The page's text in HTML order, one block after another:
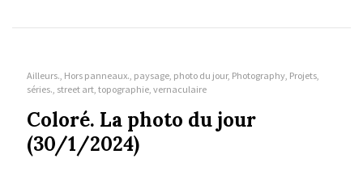
Ailleurs., Hors panneaux., paysage, photo du jour, Photography, Projets,
séries., street art, topographie, vernaculaire
Coloré. La photo du jour
(30/1/2024)